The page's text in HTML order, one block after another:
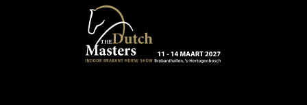
Terug naar hoofdinhoud
13 - 16 MAART 2024